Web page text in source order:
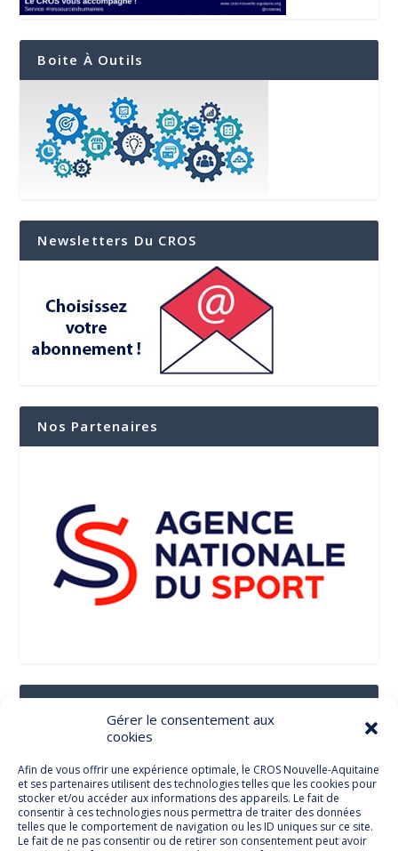
Gérer le consentement aux
cookies
Afin de vous offrir une expérience optimale, le CROS Nouvelle-Aquitaine
et ses partenaires utilisent des technologies telles que les cookies pour
stocker et/ou accéder aux informations des appareils. Le fait de
consentir à ces technologies nous permettra de traiter des données
telles que le comportement de navigation ou les ID uniques sur ce site.
Le fait de ne pas consentir ou de retirer son consentement peut avoir
Boite À Outils
Newsletters Du CROS
Nos Partenaires
Suivez-Nous Sur Les Réseaux Sociaux
Facebook